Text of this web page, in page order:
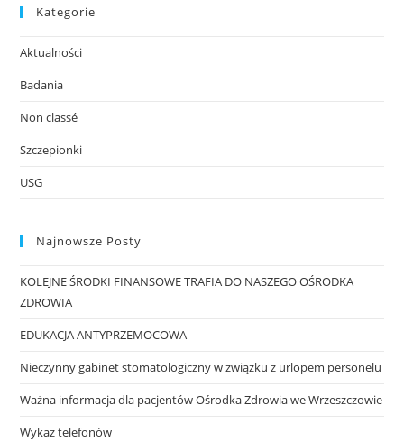
Kategorie
Aktualności
Badania
Non classé
Szczepionki
USG
Najnowsze Posty
KOLEJNE ŚRODKI FINANSOWE TRAFIA DO NASZEGO OŚRODKA
ZDROWIA
EDUKACJA ANTYPRZEMOCOWA
Nieczynny gabinet stomatologiczny w związku z urlopem personelu
Ważna informacja dla pacjentów Ośrodka Zdrowia we Wrzeszczowie
Wykaz telefonów